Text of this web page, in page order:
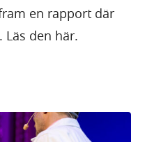
en rapport där
Läs den här.